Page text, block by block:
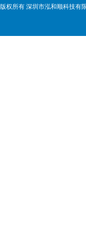
版权所有 深圳市泓和顺科技有